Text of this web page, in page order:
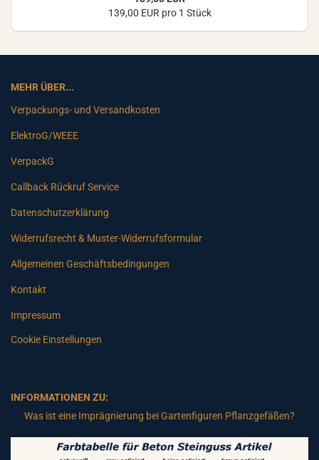
139,00 EUR pro 1 Stück
MEHR ÜBER...
Verpackungs- und Versandkosten
ElektroG/WEEE
VerpackG
Callback Rückruf Service
Datenschutzerklärung
Widerrufsrecht & Muster-Widerrufsformular
Allgemeinen Geschäftsbedingungen
Kontakt
Impressum
Cookie Einstellungen
INFORMATIONEN ZU:
Was ist eine Imprägnierung bei Gartenfiguren Pflanzgefäßen?